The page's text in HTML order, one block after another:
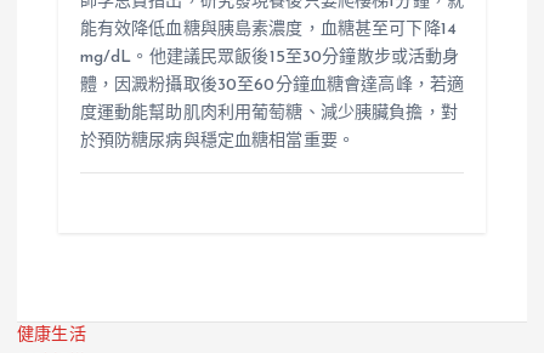
能有效降低血糖與胰島素濃度，血糖甚至可下降14
mg/dL。他建議民眾飯後15至30分鐘散步或活動身
體，因澱粉攝取後30至60分鐘血糖會達高峰，若適
度運動能幫助肌肉利用葡萄糖、減少胰臟負擔，對
於預防糖尿病與穩定血糖相當重要。
健康生活